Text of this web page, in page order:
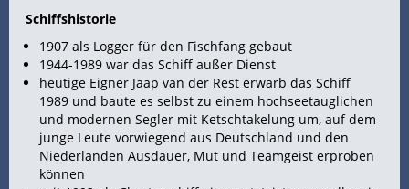
Schiffshistorie
1907 als Logger für den Fischfang gebaut
1944-1989 war das Schiff außer Dienst
heutige Eigner Jaap van der Rest erwarb das Schiff
1989 und baute es selbst zu einem hochseetauglichen
und modernen Segler mit Ketschtakelung um, auf dem
junge Leute vorwiegend aus Deutschland und den
Niederlanden Ausdauer, Mut und Teamgeist erproben
können